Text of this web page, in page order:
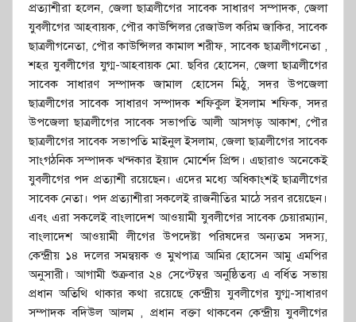
প্রত্যাশীরা হলেন, জেলা ছাত্রলীগের সাবেক সাধারণ সম্পাদক, জেলা
যুবলীগের আহবায়ক, পৌর কাউন্সিলর রেজাউল করিম জাকির, সাবেক
ছাত্রলীগনেতা, পৌর কাউন্সিলর কামাল শরীফ, সাবেক ছাত্রলীগনেতা ,
শহর যুবলীগের যুগ্ম-আহবায়ক মো. ছবির হোসেন, জেলা ছাত্রলীগের
সাবেক সাধারণ সম্পাদক জামাল হোসেন মিঠু, সদর উপজেলা
ছাত্রলীগের সাবেক সাধারণ সম্পাদক শফিকুল ইসলাম শফিক, সদর
উপজেলা ছাত্রলীগের সাবেক সভাপতি আলী আসগড় আকাশ, পৌর
ছাত্রলীগের সাবেক সভাপতি মাইনুল ইসলাম, জেলা ছাত্রলীগের সাবেক
সাংগঠনিক সম্পাদক খন্দকার ইয়াদ মোর্শেদ প্রিন্স। এছারাও অনেকেই
যুবলীগের পদ প্রত্যাশী রয়েছেন। এদের মধ্যে অধিকাংশই ছাত্রলীগের
সাবেক নেতা। পদ প্রত্যাশীরা সকলেই রাজনীতির মাঠে সরব রয়েছেন।
এবং এরা সকলেই বাংলাদেশ আওয়ামী যুবলীগের সাবেক চেয়ারম্যান,
বাংলাদেশ আওয়ামী লীগের উপদেষ্টা পরিষদের অন্যতম সদস্য,
কেন্দ্রীয় ১৪ দলের সমন্বয়ক ও মুখপাত্র আমির হোসেন আমু এমপির
অনুসারী। আগামী শুক্রবার ২৪ সেপ্টেম্বর অনুষ্ঠিতব্য এ বর্ধিত সভায়
প্রধান অতিথি থাকার কথা রয়েছে কেন্দ্রীয় যুবলীগের যুগ্ম-সাধারণ
সম্পাদক বদিউল আলম , প্রধান বক্তা থাকবেন কেন্দ্রীয় যুবলীগের